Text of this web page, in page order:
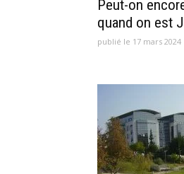
Peut-on
quand on est
publié le 17 mars 2024